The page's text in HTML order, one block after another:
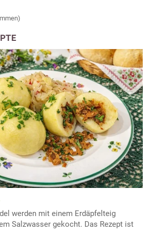
werden mit einem Erdäpfelteig
Salzwasser gekocht. Das Rezept ist